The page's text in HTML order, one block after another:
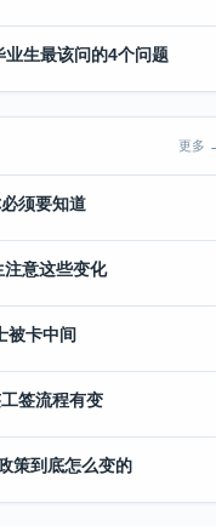
生最该问的4个问题
更多
须要知道
意这些变化
被卡中间
签流程有变
策到底怎么变的